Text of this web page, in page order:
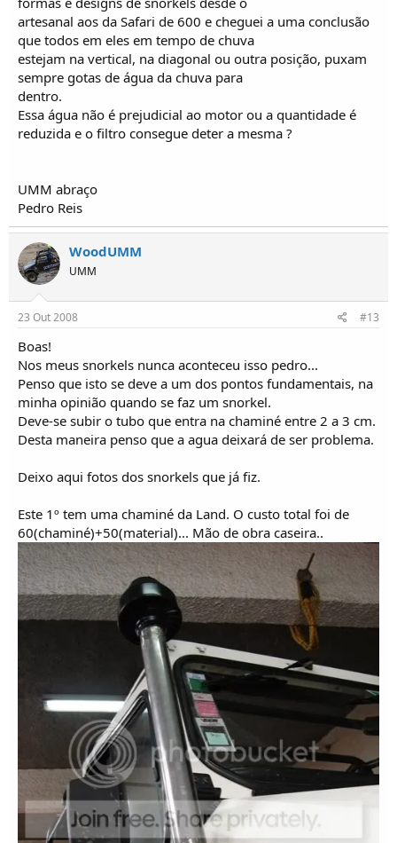
artesanal aos da Safari de 600 e cheguei a uma conclusão
que todos em eles em tempo de chuva
estejam na vertical, na diagonal ou outra posição, puxam
sempre gotas de água da chuva para
dentro.
Essa água não é prejudicial ao motor ou a quantidade é
reduzida e o filtro consegue deter a mesma ?
UMM abraço
Pedro Reis
WoodUMM
UMM
23 Out 2008 #13
Boas!
Nos meus snorkels nunca aconteceu isso pedro...
Penso que isto se deve a um dos pontos fundamentais, na
minha opinião quando se faz um snorkel.
Deve-se subir o tubo que entra na chaminé entre 2 a 3 cm.
Desta maneira penso que a agua deixará de ser problema.
Deixo aqui fotos dos snorkels que já fiz.
Este 1º tem uma chaminé da Land. O custo total foi de
60(chaminé)+50(material)... Mão de obra caseira..